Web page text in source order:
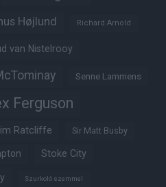
Højlund Richard Arnold
van Nistelrooy
Senne Lammens
Ferguson
Ratcliffe Sir Matt Busby
Stoke City
Szurkoló szemmel